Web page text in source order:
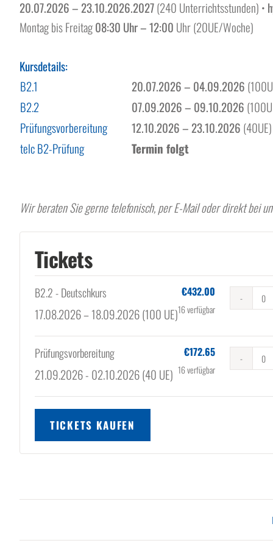
20.07.2026 – 23.10.2026.2027(240 Unterrichtsstunden) •
Montag bis Freitag08:30 Uhr – 12:00 Uhr (20UE/Woche)
Kursdetails:
B2.1
20.07.2026 – 04.09.2026
B2.2
07.09.2026 – 09.10.2026
Prüfungsvorbereitung
12.10.2026 – 23.10.2026 (40UE)
telc B2-Prüfung
Termin folgt
Wir beraten Sie gerne telefonisch, per E-Mail oder direkt bei
Tickets
B2.2 - Deutschkurs
17.08.2026 – 18.09.2026 (100 UE)
€432.00
16verfügbar
Prüfungsvorbereitung
21.09.2026 - 02.10.2026 (40 UE)
€172.65
16verfügbar
TICKETS KAUFEN